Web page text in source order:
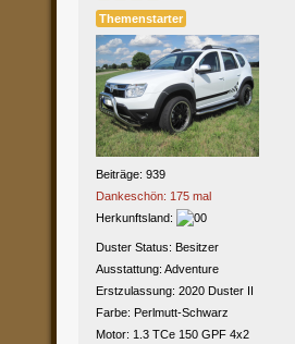
Themenstarter
Beiträge: 939
Dankeschön: 175 mal
Herkunftsland:
Duster Status: Besitzer
Ausstattung: Adventure
Erstzulassung: 2020 Duster II
Farbe: Perlmutt-Schwarz
Motor: 1.3 TCe 150 GPF 4x2